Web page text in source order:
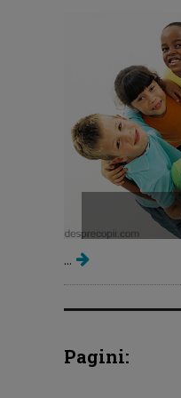
...
Pagini: